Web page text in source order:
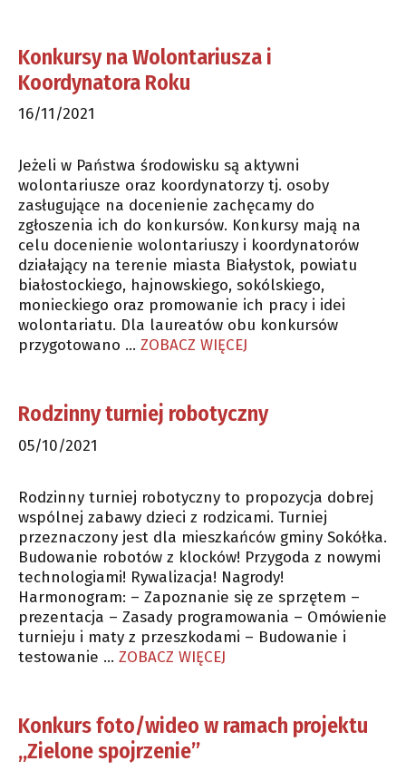
Konkursy na Wolontariusza i
Koordynatora Roku
16/11/2021
Jeżeli w Państwa środowisku są aktywni
wolontariusze oraz koordynatorzy tj. osoby
zasługujące na docenienie zachęcamy do
zgłoszenia ich do konkursów. Konkursy mają na
celu docenienie wolontariuszy i koordynatorów
działający na terenie miasta Białystok, powiatu
białostockiego, hajnowskiego, sokólskiego,
monieckiego oraz promowanie ich pracy i idei
wolontariatu. Dla laureatów obu konkursów
przygotowano … ZOBACZ WIĘCEJ
Rodzinny turniej robotyczny
05/10/2021
Rodzinny turniej robotyczny to propozycja dobrej
wspólnej zabawy dzieci z rodzicami. Turniej
przeznaczony jest dla mieszkańców gminy Sokółka.
Budowanie robotów z klocków! Przygoda z nowymi
technologiami! Rywalizacja! Nagrody!
Harmonogram: – Zapoznanie się ze sprzętem –
prezentacja – Zasady programowania – Omówienie
turnieju i maty z przeszkodami – Budowanie i
testowanie … ZOBACZ WIĘCEJ
Konkurs foto/wideo w ramach projektu
„Zielone spojrzenie”